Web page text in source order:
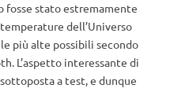
fosse stato estremamente
dell’Universo
più alte possibili secondo
L’aspetto interessante di
a test, e dunque